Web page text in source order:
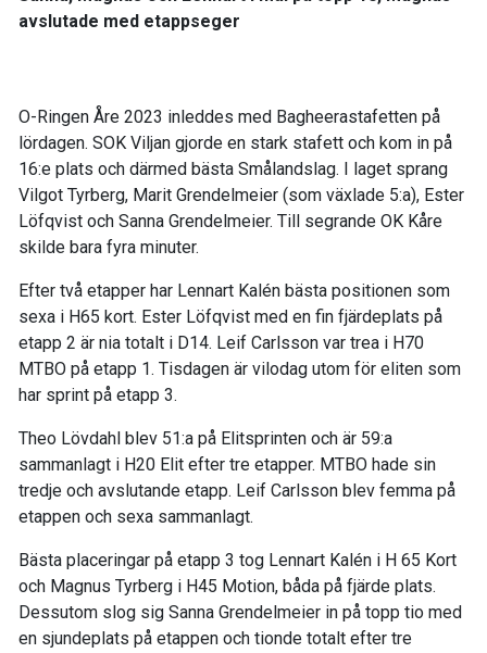
avslutade med etappseger
O-Ringen Åre 2023 inleddes med Bagheerastafetten på
lördagen. SOK Viljan gjorde en stark stafett och kom in på
16:e plats och därmed bästa Smålandslag. I laget sprang
Vilgot Tyrberg, Marit Grendelmeier (som växlade 5:a), Ester
Löfqvist och Sanna Grendelmeier. Till segrande OK Kåre
skilde bara fyra minuter.
Efter två etapper har Lennart Kalén bästa positionen som
sexa i H65 kort. Ester Löfqvist med en fin fjärdeplats på
etapp 2 är nia totalt i D14. Leif Carlsson var trea i H70
MTBO på etapp 1. Tisdagen är vilodag utom för eliten som
har sprint på etapp 3.
Theo Lövdahl blev 51:a på Elitsprinten och är 59:a
sammanlagt i H20 Elit efter tre etapper. MTBO hade sin
tredje och avslutande etapp. Leif Carlsson blev femma på
etappen och sexa sammanlagt.
Bästa placeringar på etapp 3 tog Lennart Kalén i H 65 Kort
och Magnus Tyrberg i H45 Motion, båda på fjärde plats.
Dessutom slog sig Sanna Grendelmeier in på topp tio med
en sjundeplats på etappen och tionde totalt efter tre